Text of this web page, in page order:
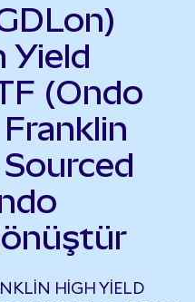
Yield
(Ondo
HIGH YIELD